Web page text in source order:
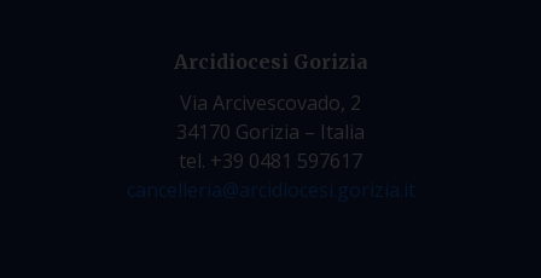
Arcidiocesi Gorizia
Via Arcivescovado, 2
34170 Gorizia – Italia
tel. +39 0481 597617
cancelleria@arcidiocesi.gorizia.it